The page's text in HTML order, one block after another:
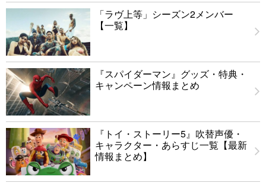
「ラヴ上等」シーズン2メンバー
【一覧】
『スパイダーマン』グッズ・特典・
キャンペーン情報まとめ
『トイ・ストーリー5』吹替声優・
キャラクター・あらすじ一覧【最新
情報まとめ】